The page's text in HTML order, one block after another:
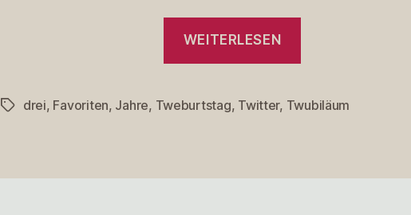
WEITERLESEN
den
Vögelchen“
Schlagwörter
drei, Favoriten, Jahre, Tweburtstag, Twitter, Twubiläum